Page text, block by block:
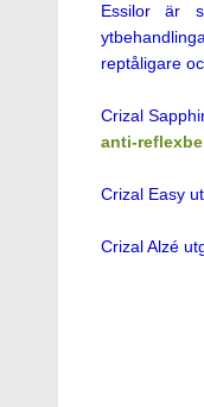
Essilor är
reptåligare
Crizal
anti-
Crizal Easy
Crizal Alzé